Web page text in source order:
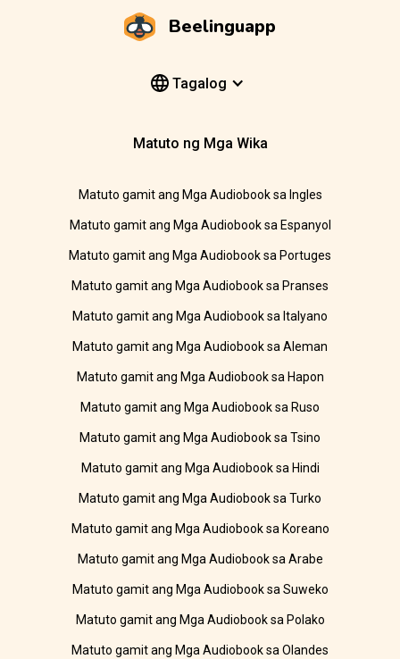
Beelinguapp
Tagalog
Matuto ng Mga Wika
Matuto gamit ang Mga Audiobook sa Ingles
Matuto gamit ang Mga Audiobook sa Espanyol
Matuto gamit ang Mga Audiobook sa Portuges
Matuto gamit ang Mga Audiobook sa Pranses
Matuto gamit ang Mga Audiobook sa Italyano
Matuto gamit ang Mga Audiobook sa Aleman
Matuto gamit ang Mga Audiobook sa Hapon
Matuto gamit ang Mga Audiobook sa Ruso
Matuto gamit ang Mga Audiobook sa Tsino
Matuto gamit ang Mga Audiobook sa Hindi
Matuto gamit ang Mga Audiobook sa Turko
Matuto gamit ang Mga Audiobook sa Koreano
Matuto gamit ang Mga Audiobook sa Arabe
Matuto gamit ang Mga Audiobook sa Suweko
Matuto gamit ang Mga Audiobook sa Polako
Matuto gamit ang Mga Audiobook sa Olandes